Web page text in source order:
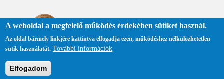
Adatkezelési tájékoztató
Közadattár
A weboldal a megfelelő működés érdekében sütiket használ.
Az oldal bármely linkjére kattintva elfogadja ezen, működéshez nélkülözhetetlen
sütik használatát. További információk
Elfogadom